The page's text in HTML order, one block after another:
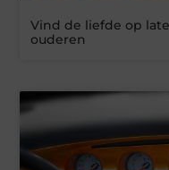
Vind de liefde op
ouderen